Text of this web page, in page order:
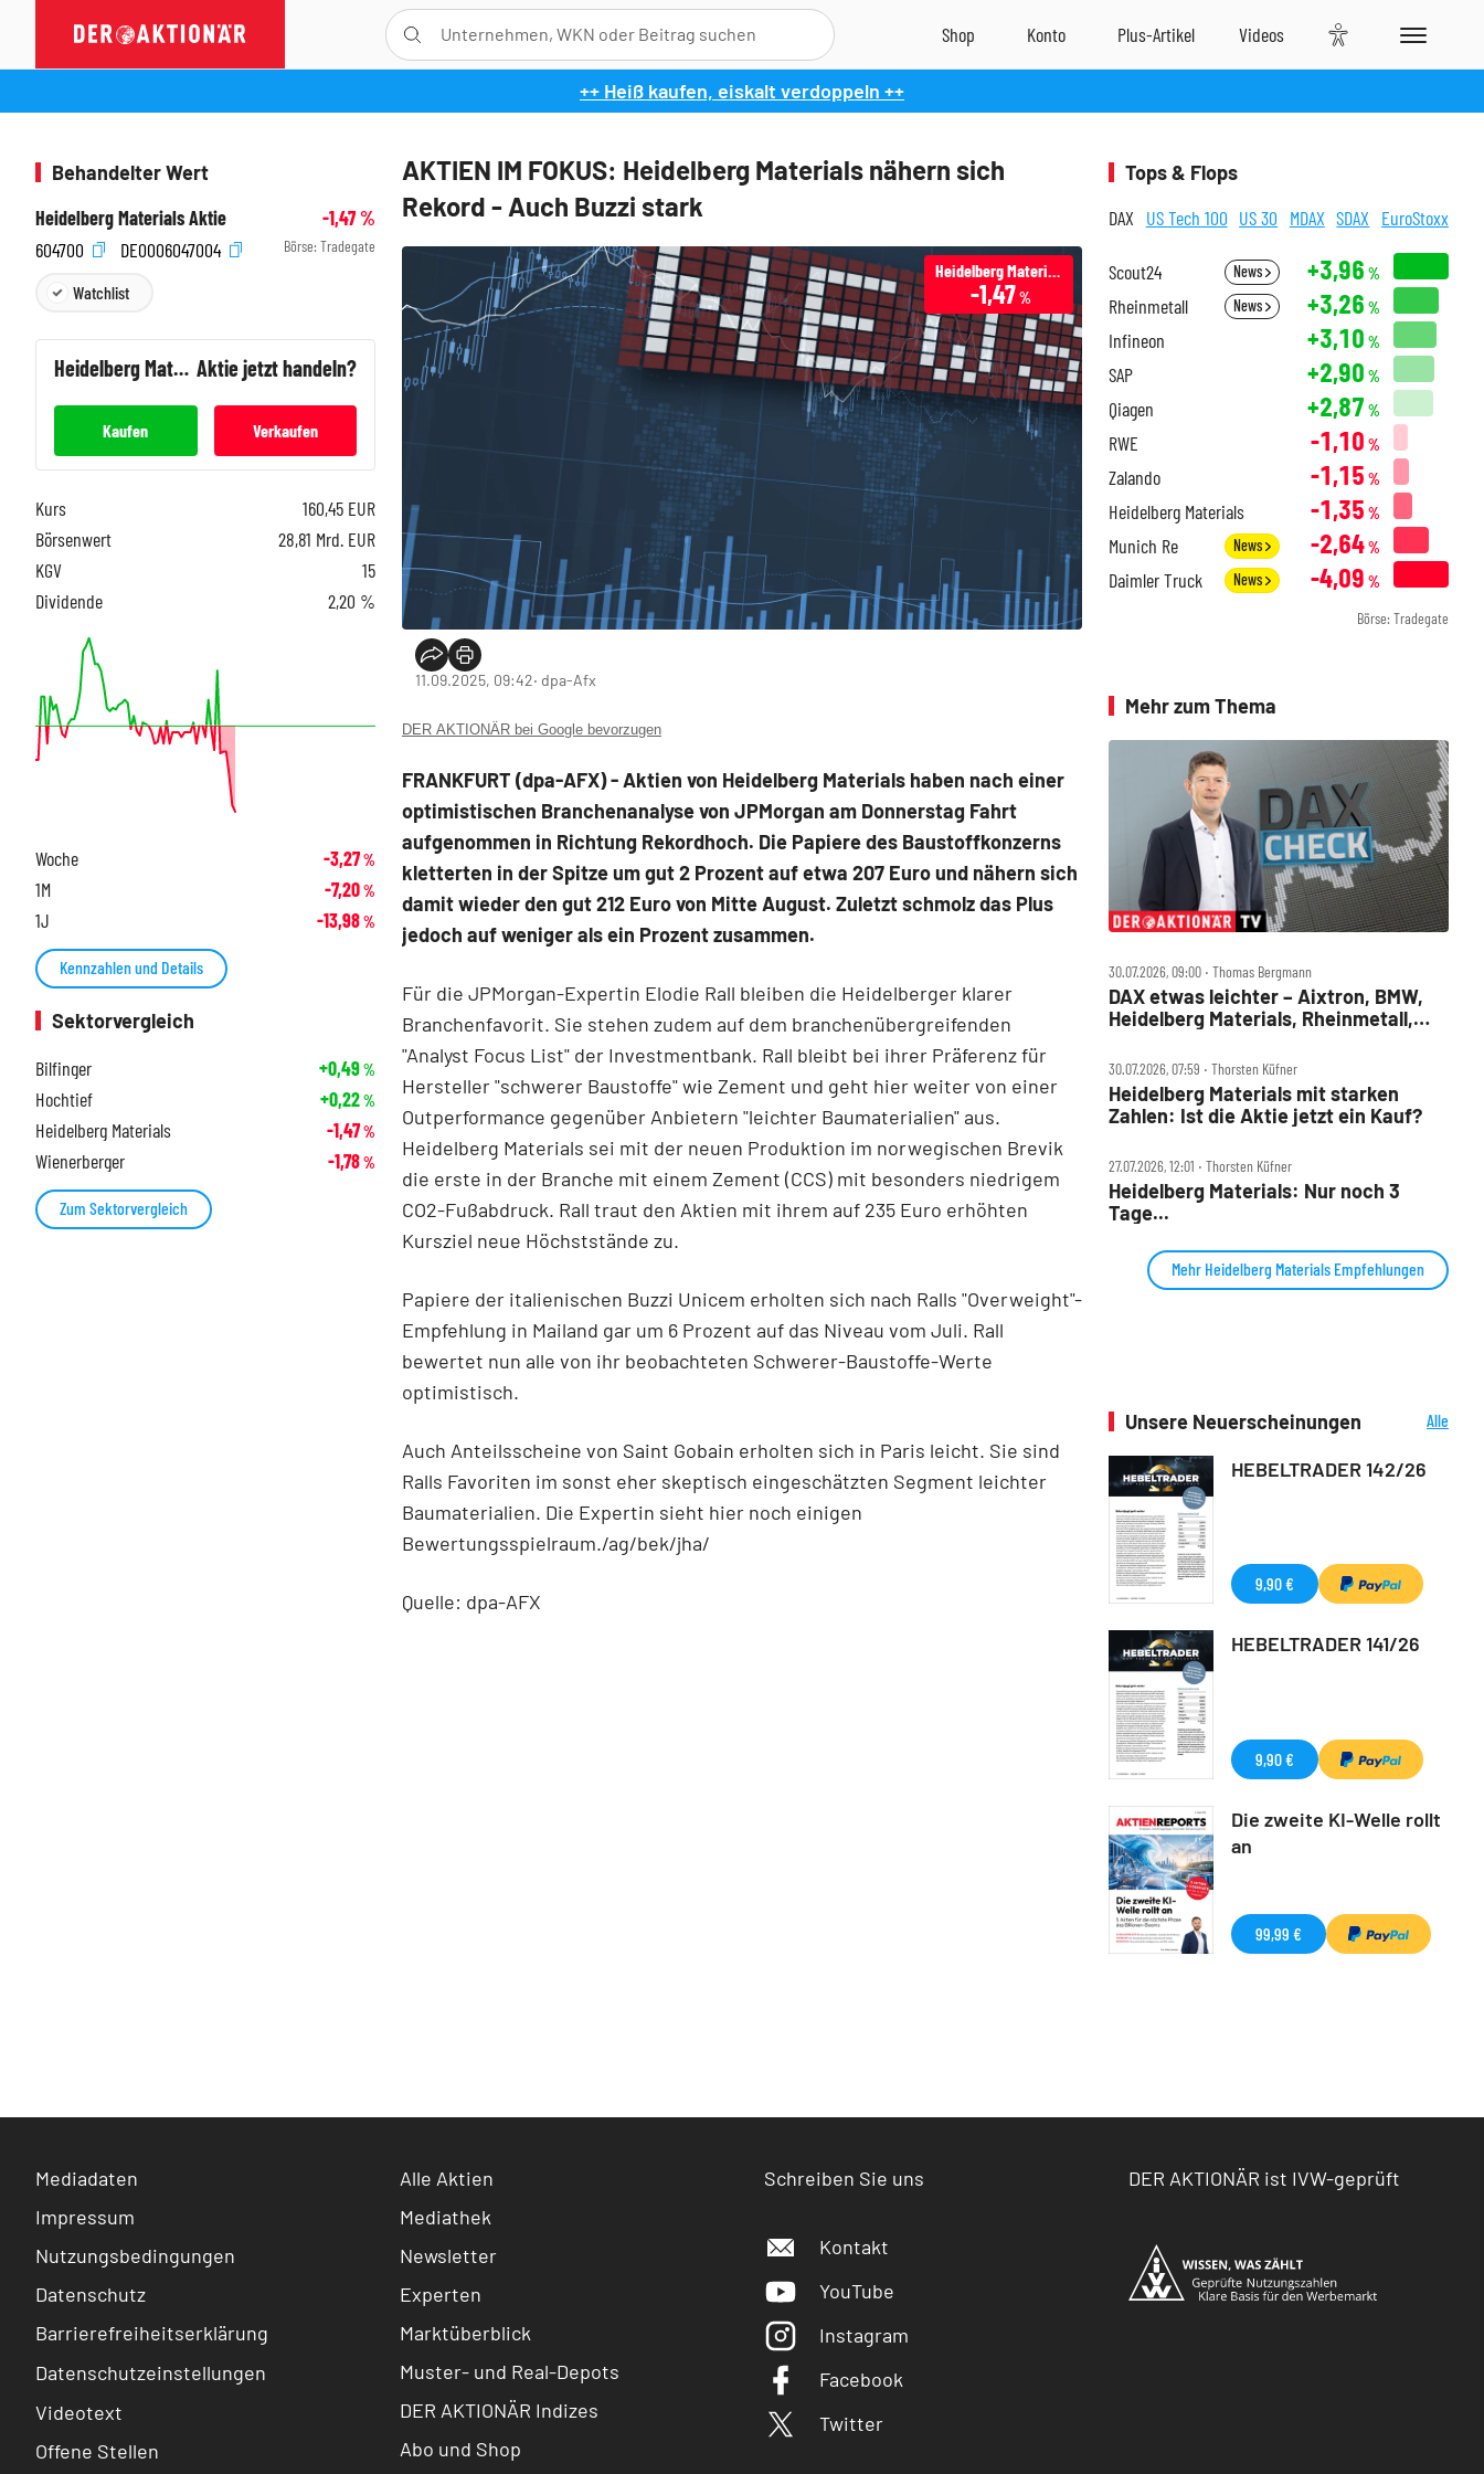
++ Heiß kaufen, eiskalt verdoppeln ++
AKTIEN IM FOKUS: Heidelberg Materials nähern sich
Rekord - Auch Buzzi stark
Heidelberg Materials
-1,47%
11.09.2025, 09:42‧ dpa-Afx
DER AKTIONÄR bei Google bevorzugen
FRANKFURT (dpa-AFX) - Aktien von Heidelberg Materials haben nach einer
optimistischen Branchenanalyse von JPMorgan am Donnerstag Fahrt
aufgenommen in Richtung Rekordhoch. Die Papiere des Baustoffkonzerns
kletterten in der Spitze um gut 2 Prozent auf etwa 207 Euro und nähern sich
damit wieder den gut 212 Euro von Mitte August. Zuletzt schmolz das Plus
jedoch auf weniger als ein Prozent zusammen.
Für die JPMorgan-Expertin Elodie Rall bleiben die Heidelberger klarer
Branchenfavorit. Sie stehen zudem auf dem branchenübergreifenden
"Analyst Focus List" der Investmentbank. Rall bleibt bei ihrer Präferenz für
Hersteller "schwerer Baustoffe" wie Zement und geht hier weiter von einer
Outperformance gegenüber Anbietern "leichter Baumaterialien" aus.
Heidelberg Materials sei mit der neuen Produktion im norwegischen Brevik
die erste in der Branche mit einem Zement (CCS) mit besonders niedrigem
CO2-Fußabdruck. Rall traut den Aktien mit ihrem auf 235 Euro erhöhten
Kursziel neue Höchststände zu.
Papiere der italienischen Buzzi Unicem erholten sich nach Ralls "Overweight"-
Empfehlung in Mailand gar um 6 Prozent auf das Niveau vom Juli. Rall
bewertet nun alle von ihr beobachteten Schwerer-Baustoffe-Werte
optimistisch.
Auch Anteilsscheine von Saint Gobain erholten sich in Paris leicht. Sie sind
Ralls Favoriten im sonst eher skeptisch eingeschätzten Segment leichter
Baumaterialien. Die Expertin sieht hier noch einigen
Bewertungsspielraum./ag/bek/jha/
Quelle: dpa-AFX
Behandelter Wert
Heidelberg Materials Aktie
-1,47%
604700
DE0006047004 Börse: Tradegate
Watchlist
Heidelberg Materials Aktie jetzt handeln?
Kaufen Verkaufen
Kurs 160,45 EUR
Börsenwert
28,81 Mrd. EUR
KGV
15
Dividende
2,20 %
Woche -3,27%
1M -7,20%
1J -13,98%
Kennzahlen und Details
Sektorvergleich
Bilfinger
+0,49%
Hochtief +0,22%
Heidelberg Materials -1,47%
Wienerberger -1,78%
Zum Sektorvergleich
Tops & Flops
DAX US Tech 100 US 30 MDAX SDAX EuroStoxx
Scout24 News +3,96 %
Rheinmetall News +3,26 %
Infineon +3,10 %
SAP +2,90 %
Qiagen +2,87 %
RWE -1,10 %
Zalando -1,15 %
Heidelberg Materials -1,35 %
Munich Re News -2,64%
Daimler Truck News -4,09 %
Börse: Tradegate
Mehr zum Thema
30.07.2026, 09:00 ‧ Thomas Bergmann
DAX etwas leichter – Aixtron, BMW,
Heidelberg Materials, Rheinmetall,
Check
30.07.2026, 07:59 ‧ Thorsten Küfner
Heidelberg Materials mit starken
Zahlen: Ist die Aktie jetzt ein Kauf?
27.07.2026, 12:01 ‧ Thorsten Küfner
Heidelberg Materials: Nur noch 3
Tage...
Mehr Heidelberg Materials Empfehlungen
Unsere Neuerscheinungen
Alle
HEBELTRADER 142/26
9,90 €
HEBELTRADER 141/26
9,90 €
Die zweite KI-Welle rollt
an
99,99 €
Mediadaten
Impressum
Nutzungsbedingungen
Datenschutz
Barrierefreiheitserklärung
Datenschutzeinstellungen
Videotext
Offene Stellen
Alle Aktien
Mediathek
Newsletter
Experten
Marktüberblick
Muster- und Real-Depots
DER AKTIONÄR Indizes
Abo und Shop
Schreiben Sie uns
Kontakt
YouTube
Instagram
Facebook
Twitter
DER AKTIONÄR ist IVW-geprüft